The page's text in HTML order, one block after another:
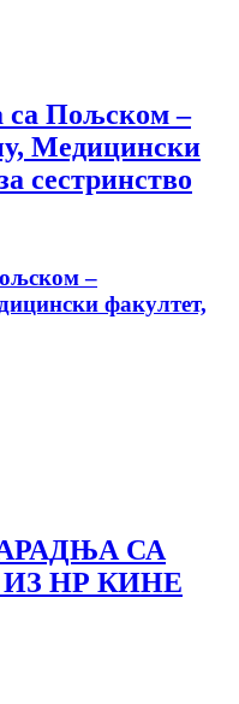
са Пољском –
Медицински
сестринство
–
факултет,
СА
НР КИНЕ